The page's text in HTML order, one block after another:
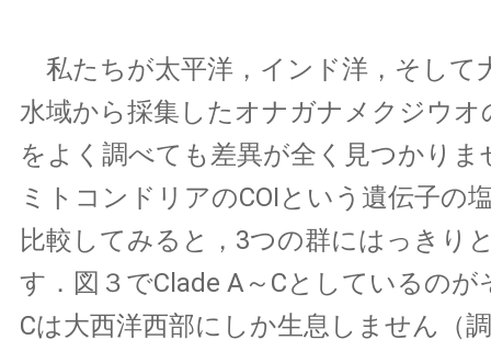
私たちが太平洋，インド洋，そして
水域から採集したオナガナメクジウオ
をよく調べても差異が全く見つかり
ミトコンドリアのCOIという遺伝子の
比較してみると，3つの群にはっきり
す．図３でClade A～Cとしているのが
Cは大西洋西部にしか生息しません（